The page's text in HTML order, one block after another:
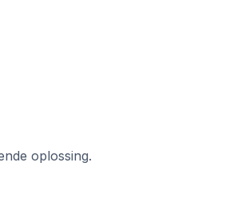
oplossing.